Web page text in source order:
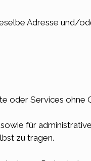
Adresse und/
oder Services ohne
für
zu tragen.